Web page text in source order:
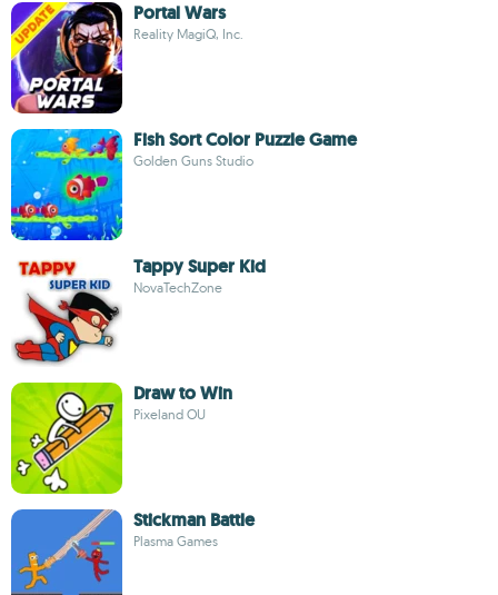
Portal Wars
Reality MagiQ, Inc.
Fish Sort Color Puzzle Game
Golden Guns Studio
Tappy Super Kid
NovaTechZone
Draw to Win
Pixeland OU
Stickman Battle
Plasma Games